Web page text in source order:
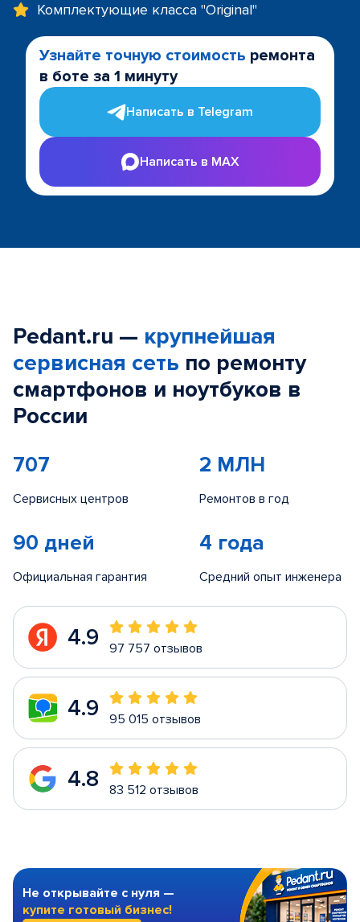
Комплектующие класса "Original"
Узнайте точную стоимость ремонта
в боте за 1 минуту
Написать в Telegram
Написать в MAX
Pedant.ru — крупнейшая
сервисная сеть по ремонту
смартфонов и ноутбуков в
России
707
Сервисных центров
2 МЛН
Ремонтов в год
90 дней
Официальная гарантия
4 года
Средний опыт инженера
4.9 97 757 отзывов
4.9 95 015 отзывов
4.8 83 512 отзывов
Не открывайте с нуля —
купите готовый бизнес!